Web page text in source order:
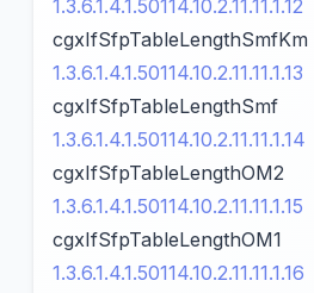
1.3.6.1.4.1.50114.10.2.11.11.1.12
cgxIfSfpTableLengthSmfKm
1.3.6.1.4.1.50114.10.2.11.11.1.13
cgxIfSfpTableLengthSmf
1.3.6.1.4.1.50114.10.2.11.11.1.14
cgxIfSfpTableLengthOM2
1.3.6.1.4.1.50114.10.2.11.11.1.15
cgxIfSfpTableLengthOM1
1.3.6.1.4.1.50114.10.2.11.11.1.16